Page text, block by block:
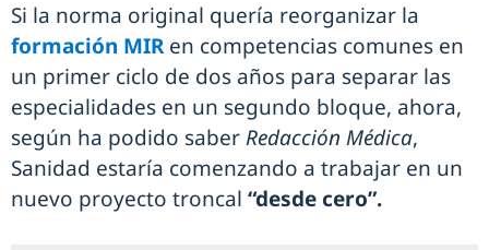
Si la norma original quería reorganizar la
formación MIRen competencias comunes en
un primer ciclo de dos años para separar las
especialidades en un segundo bloque, ahora,
según ha podido saberRedacción Médica,
Sanidad estaría comenzando a trabajar en un
nuevo proyecto troncal “desde cero”.